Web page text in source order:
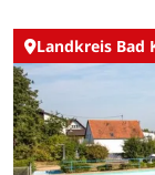
Landkreis Bad